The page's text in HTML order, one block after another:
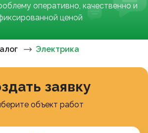
оперативно, качественно и
ценой
Электрика
заявку
объект работ